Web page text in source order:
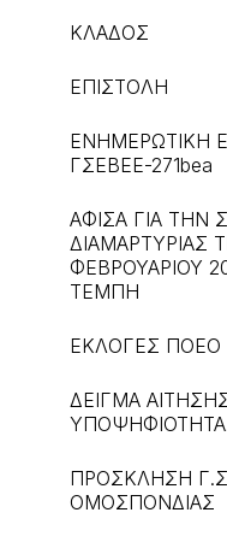
ΚΛΑΔΟΣ
ΕΠΙΣΤΟΛΗ
ΕΝΗΜΕΡΩΤΙΚΗ
ΓΣΕΒΕΕ-271bea
ΑΦΙΣΑ ΓΙΑ ΤΗΝ
ΔΙΑΜΑΡΤΥΡΙΑΣ
ΦΕΒΡΟΥΑΡΙΟΥ
ΤΕΜΠΗ
ΕΚΛΟΓΕΣ ΠΟΕΟ
ΔΕΙΓΜΑ
ΠΡΟΣΚΛΗΣΗ
ΟΜΟΣΠΟΝΔΙΑΣ